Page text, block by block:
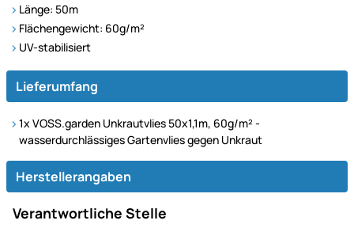
Länge: 50m
Flächengewicht: 60g/m²
UV-stabilisiert
Lieferumfang
1x VOSS.garden Unkrautvlies 50x1,1m, 60g/m² -
wasserdurchlässiges Gartenvlies gegen Unkraut
Herstellerangaben
Verantwortliche Stelle